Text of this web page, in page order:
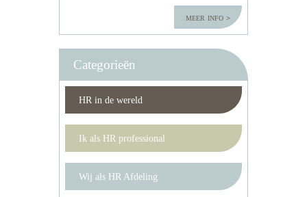
meer info
Categorieën
HR in de wereld
Ik als HR professional
Wij als HR Afdeling